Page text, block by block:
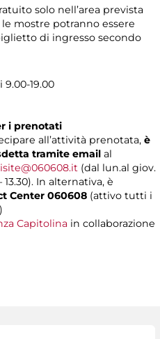
solo nell’area prevista
mostre potranno essere
di ingresso secondo
19.00
i prenotati
all’attività prenotata, è
tramite email al
(dal lun.al giov.
13.30). In alternativa, è
Center 060608 (attivo tutti i
Capitolina in collaborazione